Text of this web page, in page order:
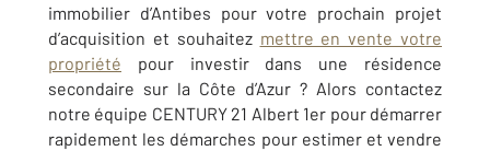
immobilier d’Antibes pour votre prochain projet
d’acquisition et souhaitez mettre en vente votre
propriété pour investir dans une résidence
secondaire sur la Côte d’Azur ? Alors contactez
notre équipe CENTURY 21 Albert 1er pour démarrer
rapidement les démarches pour estimer et vendre